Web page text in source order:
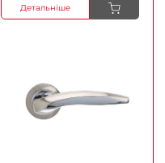
Детальніше